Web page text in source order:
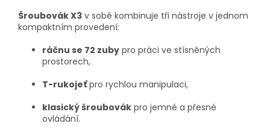
Šroubovák X3 v sobě kombinuje tři nástroje v jednom
kompaktním provedení:
ráčnu se 72 zuby pro práci ve stísněných
prostorech,
T-rukojeťpro rychlou manipulaci,
klasický šroubovák pro jemné a přesné
ovládání.